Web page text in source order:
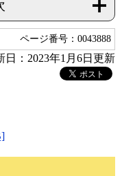
ページ番号：0043888
日：2023年1月6日更新